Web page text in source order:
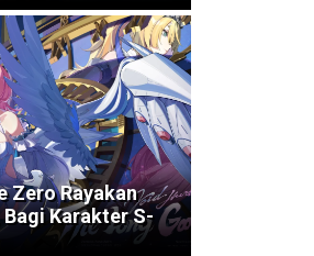
Zero Rayakan
Karakter S-